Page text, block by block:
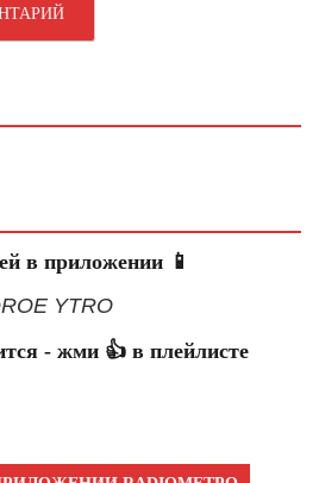
в приложении 📱
YTRO
- жми 👍 в плейлисте